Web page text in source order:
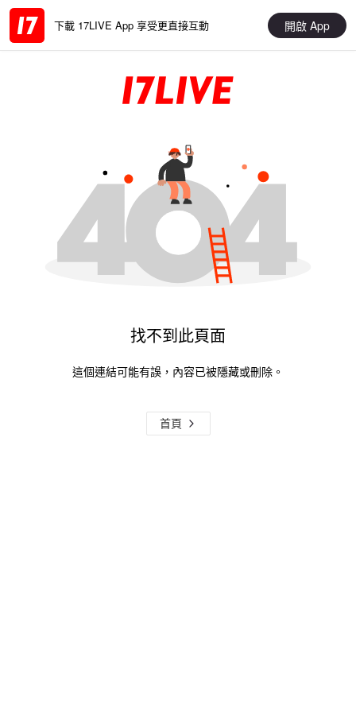
下載 17LIVE App 享受更直接互動 開啟 App
找不到此頁面
這個連結可能有誤，內容已被隱藏或刪除。
首頁